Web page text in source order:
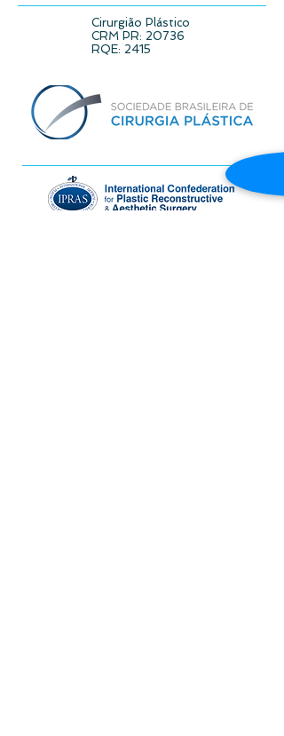
Cirurgião Plástico
CRM PR: 20736
RQE: 2415